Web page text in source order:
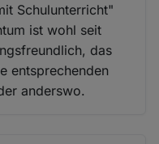
Schulunterricht"
ist wohl seit
das
entsprechenden
anderswo.